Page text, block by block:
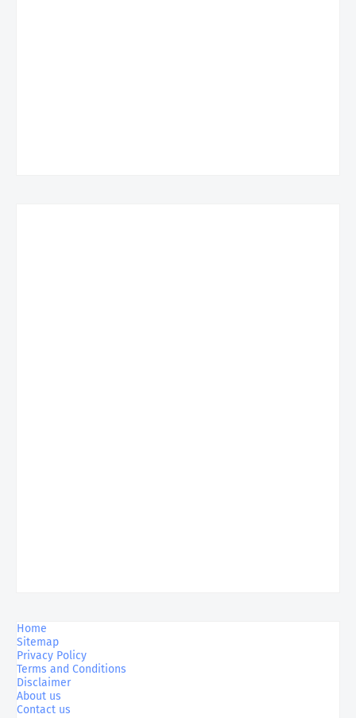
Home
Sitemap
Privacy Policy
Terms and Conditions
Disclaimer
About us
Contact us